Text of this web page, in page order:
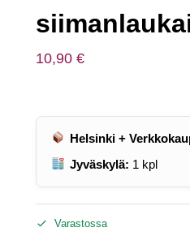
10,90 €
Helsinki +
Jyväskylä: 1 kpl
Varastossa